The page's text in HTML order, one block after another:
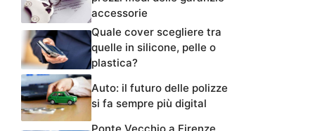
Quale cover scegliere tra
quelle in silicone, pelle o
plastica?
Auto: il futuro delle polizze
si fa sempre più digital
Ponte Vecchio a Firenze,
gesto clamoroso di un